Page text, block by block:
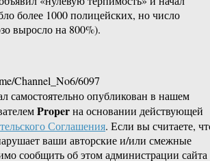
более 1000 полицейских, но число
выросло на 800%).
Channel_No6/6097
самостоятельно опубликован в нашем
Properна основании действующей
Соглашения. Если вы считаете,
ваши авторские и/или смежные
сообщить об этом администрации сайта